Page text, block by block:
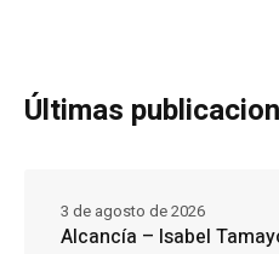
Últimas
Alcancía – Isabel
3 de agosto de 2026